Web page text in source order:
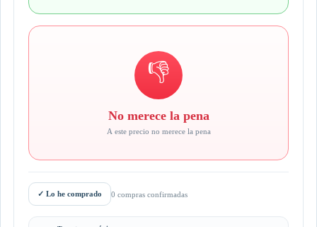
👎
No merece la pena
A este precio no merece la pena
✓ Lo he comprado 0 compras confirmadas